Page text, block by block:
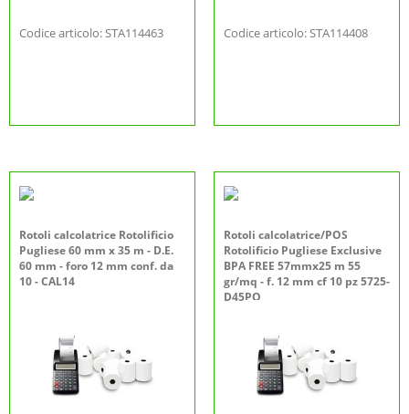
Codice articolo: STA114463 Codice articolo: STA114408
Rotoli calcolatrice Rotolificio
Pugliese 60 mm x 35 m - D.E.
60 mm - foro 12 mm conf. da
10 - CAL14
Rotoli calcolatrice/POS
Rotolificio Pugliese Exclusive
BPA FREE 57mmx25 m 55
gr/mq - f. 12 mm cf 10 pz 5725-
D45PQ